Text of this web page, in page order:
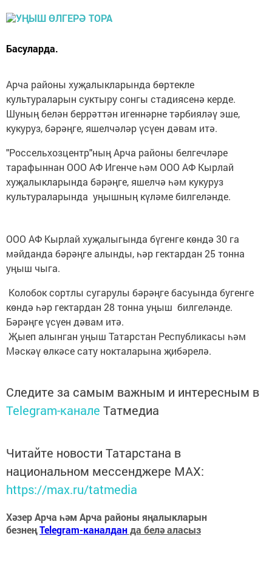
Басуларда.
Арча районы хуҗалыкларында бөртекле
культураларын суктыру сонгы стадиясенә керде.
Шуның белән беррәттән игеннәрне тәрбияләү эше,
кукуруз, бәрәңге, яшелчәләр үсүен дәвам итә.
"Россельхозцентр"ның Арча районы белгечләре
тарафыннан ООО АФ Игенче һәм ООО АФ Кырлай
хуҗалыкларында бәрәңге, яшелчә һәм кукуруз
культураларында уңышның күләме билгеләнде.
ООО АФ Кырлай хуҗалыгында бүгенге көндә 30 га
мәйданда бәрәңге алынды, һәр гектардан 25 тонна
уңыш чыга.
Колобок сортлы сугарулы бәрәңге басуында бугенге
көндә һәр гектардан 28 тонна уңыш билгеләнде.
Бәрәңге үсүен дәвам итә.
Җыеп алынган уңыш Татарстан Республикасы һәм
Мәскәү өлкәсе сату нокталарына җибәрелә.
Следите за самым важным и интересным в
Telegram-канале Татмедиа
Читайте новости Татарстана в
национальном мессенджере MАХ:
https://max.ru/tatmedia
Хәзер Арча һәм Арча районы яңалыкларын
безнеңTelegram-каналданда белә аласыз